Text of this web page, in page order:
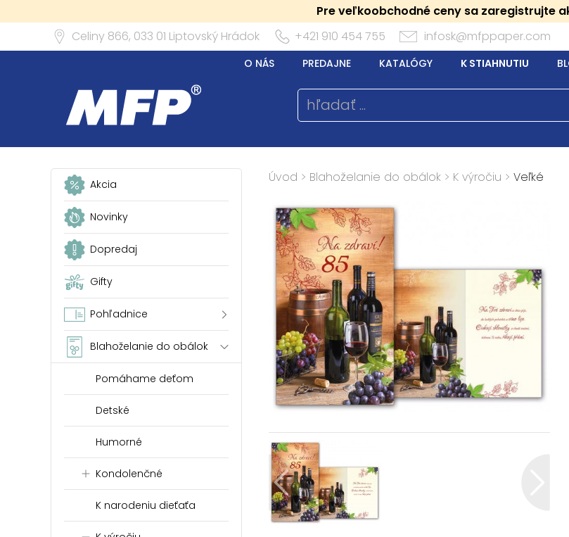
Pre veľkoobchodné ceny sa zaregistrujte
Celiny 866, 033 01 Liptovský Hrádok +421 910 454 755 infosk@mfppaper.com
O NÁS PREDAJNE KATALÓGY K STIAHNUTIU
Akcia
Novinky
Dopredaj
Gifty
Pohľadnice
Blahoželanie do obálok
Pomáhame deťom
Detské
Humorné
Kondolenčné
K narodeniu dieťaťa
Úvod > Blahoželanie do obálok > K výročiu > Veľké